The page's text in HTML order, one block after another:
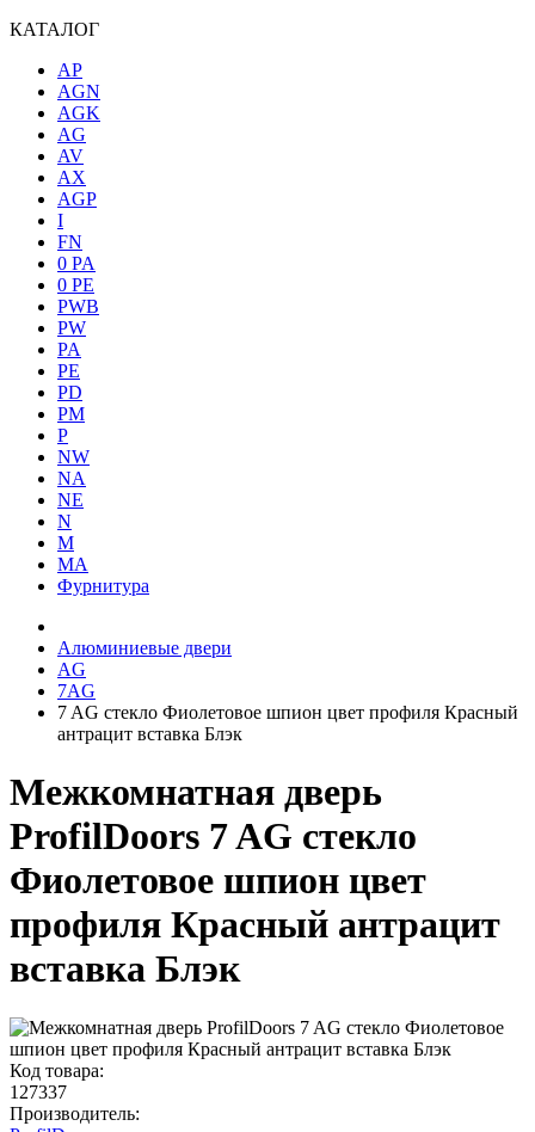
КАТАЛОГ
AP
AGN
AGK
AG
AV
AX
AGP
I
FN
0 PA
0 PE
PWB
PW
PA
PE
PD
PM
P
NW
NA
NE
N
M
MA
Фурнитура
Алюминиевые двери
AG
7AG
7 AG стекло Фиолетовое шпион цвет профиля Красный
антрацит вставка Блэк
Межкомнатная дверь
ProfilDoors 7 AG стекло
Фиолетовое шпион цвет
профиля Красный антрацит
вставка Блэк
Код товара:
127337
Производитель: